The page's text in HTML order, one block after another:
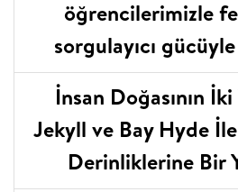
öğrencilerimizle
sorgulayıcı
İnsan Doğasının
Jekyll ve Bay Hyde
Derinliklerine Bir